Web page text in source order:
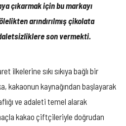
çıkarmak için bu markayı
arındırılmış çikolata
son vermekti.
ilkelerine sıkı sıkıya bağlı bir
kakaonun kaynağından başlayarak
ve adaleti temel alarak
kakao çiftçileriyle doğrudan